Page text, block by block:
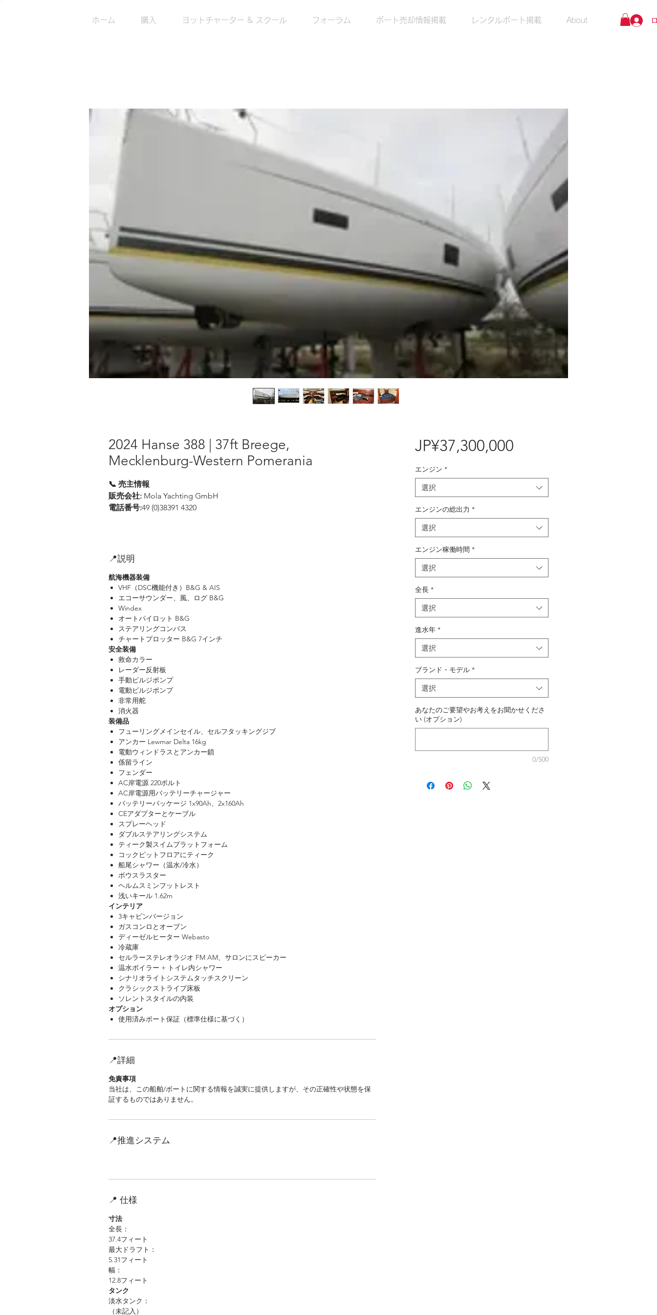
ホーム 購入 ヨットチャーター & スクール フォーラム ボート売却情報掲載 レンタルボート掲載 About
2024 Hanse 388 | 37ft Breege,
Mecklenburg-Western Pomerania
📞 売主情報
販売会社: Mola Yachting GmbH
電話番号:49 (0)38391 4320
📍説明
航海機器装備
VHF（DSC機能付き）B&G & AIS
エコーサウンダー、風、ログ B&G
Windex
オートパイロット B&G
ステアリングコンパス
チャートプロッター B&G 7インチ
安全装備
救命カラー
レーダー反射板
手動ビルジポンプ
電動ビルジポンプ
非常用舵
消火器
装備品
フューリングメインセイル、セルフタッキングジブ
アンカー Lewmar Delta 16kg
電動ウィンドラスとアンカー鎖
係留ライン
フェンダー
AC岸電源 220ボルト
AC岸電源用バッテリーチャージャー
バッテリーパッケージ 1x90Ah、2x160Ah
CEアダプターとケーブル
スプレーヘッド
ダブルステアリングシステム
ティーク製スイムプラットフォーム
コックピットフロアにティーク
船尾シャワー（温水/冷水）
ボウスラスター
ヘルムスミンフットレスト
浅いキール 1.62m
インテリア
3キャビンバージョン
ガスコンロとオーブン
ディーゼルヒーター Webasto
冷蔵庫
セルラーステレオラジオ FM AM、サロンにスピーカー
温水ボイラー + トイレ内シャワー
シナリオライトシステムタッチスクリーン
クラシックストライプ床板
ソレントスタイルの内装
オプション
使用済みボート保証（標準仕様に基づく）
📍詳細
免責事項
当社は、この船舶/ボートに関する情報を誠実に提供しますが、その正確性や状態を保
証するものではありません。
📍推進システム
📍 仕様
寸法
全長：
37.4フィート
最大ドラフト：
5.31フィート
幅：
12.8フィート
タンク
淡水タンク：
（未記入）
JP¥37,300,000価
エンジン *
選択
エンジンの総出力 *
選択
エンジン稼働時間 *
選択
全長 *
選択
進水年 *
選択
ブランド・モデル *
選択
あなたのご要望やお考えをお聞かせくださ
い (オプション)
0/500